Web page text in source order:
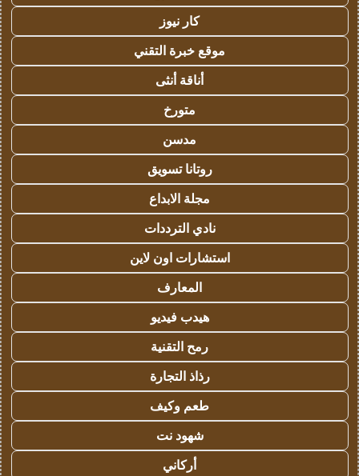
كار نيوز
موقع خبرة التقني
أناقة أنثى
متورخ
مدسن
روتانا تسويق
مجلة الابداع
نادي الترددات
استشارات اون لاين
المعارف
هيدب فيديو
رمح التقنية
رذاذ التجارة
طعم وكيف
شهود نت
أركاني